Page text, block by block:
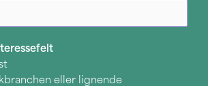
eller lignende